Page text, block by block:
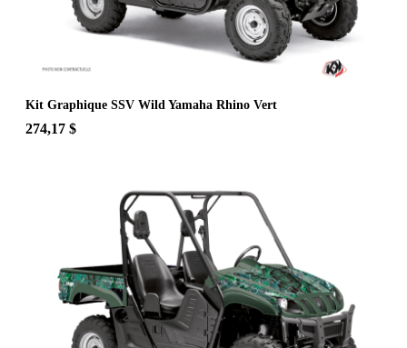
Kit Graphique SSV Wild Yamaha Rhino Vert
274,17 $